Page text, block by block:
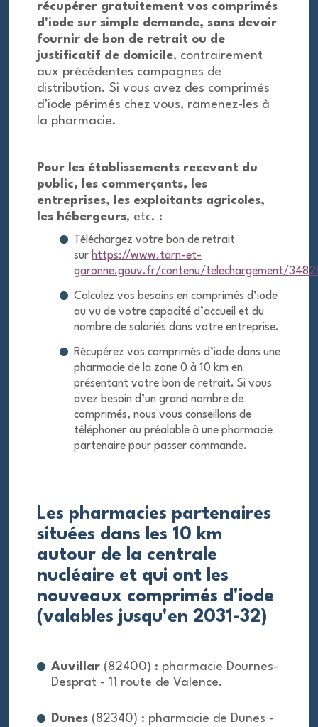
récupérer gratuitement vos comprimés
d'iode sur simple demande, sans devoir
fournir de bon de retrait ou de
justificatif de domicile, contrairement
aux précédentes campagnes de
distribution. Si vous avez des comprimés
d’iode périmés chez vous, ramenez-les à
la pharmacie.
Pour les établissements recevant du
public, les commerçants, les
entreprises, les exploitants agricoles,
les hébergeurs, etc. :
Téléchargez votre bon de retrait
sur https://www.tarn-et-
garonne.gouv.fr/contenu/telechargement/
Calculez vos besoins en comprimés d’iode
au vu de votre capacité d’accueil et du
nombre de salariés dans votre entreprise.
Récupérez vos comprimés d’iode dans une
pharmacie de la zone 0 à 10 km en
présentant votre bon de retrait. Si vous
avez besoin d’un grand nombre de
comprimés, nous vous conseillons de
téléphoner au préalable à une pharmacie
partenaire pour passer commande.
Les pharmacies partenaires
situées dans les 10 km
autour de la centrale
nucléaire et qui ont les
nouveaux comprimés d'iode
(valables jusqu'en 2031-32)
Auvillar (82400) : pharmacie Dournes-
Desprat - 11 route de Valence.
Dunes (82340) : pharmacie de Dunes -